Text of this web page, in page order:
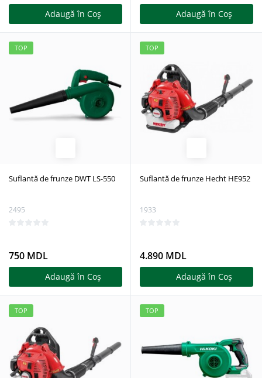
Adaugă în Coş Adaugă în Coş
TOP
Suflantă de frunze DWT LS-550
2495
750 MDL
Adaugă în Coş
TOP
Suflantă de frunze Hecht HE952
1933
4.890 MDL
Adaugă în Coş
TOP TOP